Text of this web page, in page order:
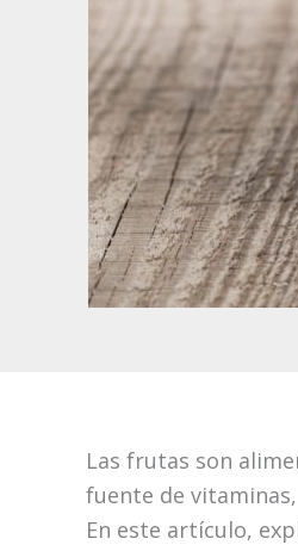
Las frutas son
fuente de
En este artículo,